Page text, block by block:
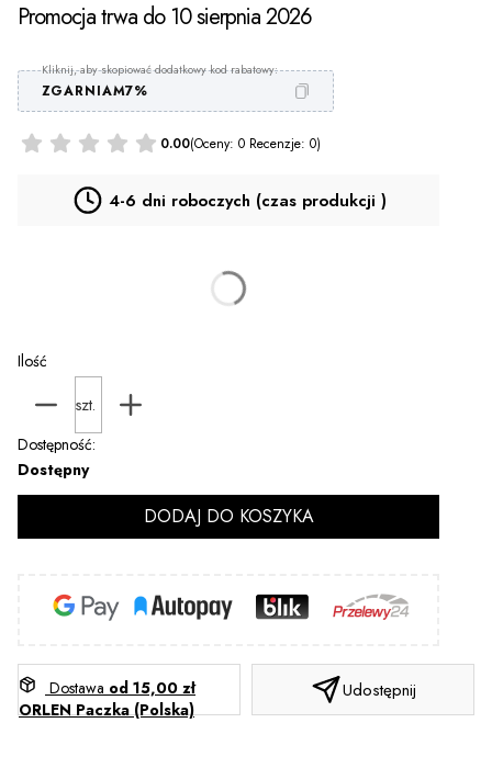
Promocja trwa do 10 sierpnia 2026
ZGARNIAM7%
0.00(Oceny: 0 Recenzje: 0)
4-6 dni roboczych (czas produkcji )
Personalizacja PROMOCJA za 9 zł
Ilość
szt.
Dostępność:
Dostępny
DODAJ DO KOSZYKA
Dostawa od 15,00 zł
ORLEN Paczka (Polska)
Udostępnij